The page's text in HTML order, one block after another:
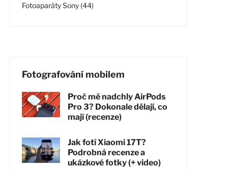
Fotoaparáty Sony (44)
Fotografování mobilem
Proč mě nadchly AirPods
Pro 3? Dokonale dělají, co
mají (recenze)
Jak fotí Xiaomi 17T?
Podrobná recenze a
ukázkové fotky (+ video)